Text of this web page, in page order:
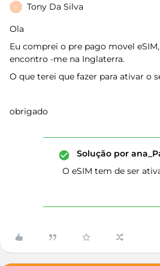
T Tony Da Silva
Ola
Eu comprei o pre pago movel
encontro -me na Inglaterra.
O que terei que fazer para ativar o
obrigado
Solução por
O eSIM tem de ser